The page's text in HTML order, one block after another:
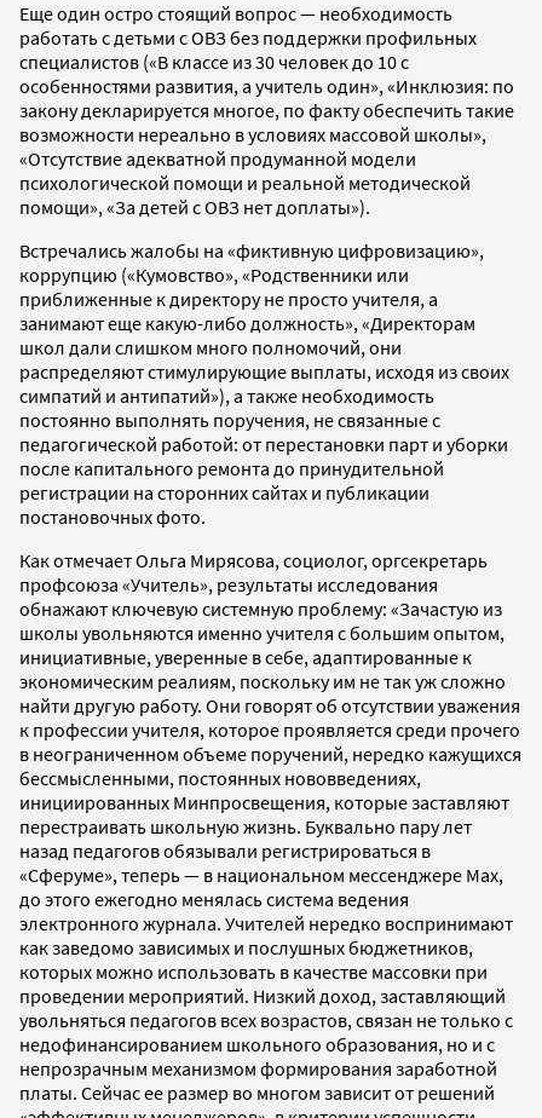
Еще один остро стоящий вопрос — необходимость
работать с детьми с ОВЗ без поддержки профильных
специалистов («В классе из 30 человек до 10 с
особенностями развития, а учитель один», «Инклюзия: по
закону декларируется многое, по факту обеспечить такие
возможности нереально в условиях массовой школы»,
«Отсутствие адекватной продуманной модели
психологической помощи и реальной методической
помощи», «За детей с ОВЗ нет доплаты»).
Встречались жалобы на «фиктивную цифровизацию»,
коррупцию («Кумовство», «Родственники или
приближенные к директору не просто учителя, а
занимают еще какую-либо должность», «Директорам
школ дали слишком много полномочий, они
распределяют стимулирующие выплаты, исходя из своих
симпатий и антипатий»), а также необходимость
постоянно выполнять поручения, не связанные с
педагогической работой: от перестановки парт и уборки
после капитального ремонта до принудительной
регистрации на сторонних сайтах и публикации
постановочных фото.
Как отмечает Ольга Мирясова, социолог, оргсекретарь
профсоюза «Учитель», результаты исследования
обнажают ключевую системную проблему: «Зачастую из
школы увольняются именно учителя с большим опытом,
инициативные, уверенные в себе, адаптированные к
экономическим реалиям, поскольку им не так уж сложно
найти другую работу. Они говорят об отсутствии уважения
к профессии учителя, которое проявляется среди прочего
в неограниченном объеме поручений, нередко кажущихся
бессмысленными, постоянных нововведениях,
инициированных Минпросвещения, которые заставляют
перестраивать школьную жизнь. Буквально пару лет
назад педагогов обязывали регистрироваться в
«Сферуме», теперь — в национальном мессенджере Max,
до этого ежегодно менялась система ведения
электронного журнала. Учителей нередко воспринимают
как заведомо зависимых и послушных бюджетников,
которых можно использовать в качестве массовки при
проведении мероприятий. Низкий доход, заставляющий
увольняться педагогов всех возрастов, связан не только с
недофинансированием школьного образования, но и с
непрозрачным механизмом формирования заработной
платы. Сейчас ее размер во многом зависит от решений